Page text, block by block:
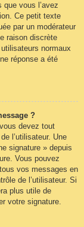
vous l’avez
Ce petit texte
par un modérateur
raison discrète
normaux
réponse a été
?
devez tout
l’utilisateur. Une
signature » depuis
Vous pouvez
vos messages en
de l’utilisateur. Si
plus utile de
votre signature.